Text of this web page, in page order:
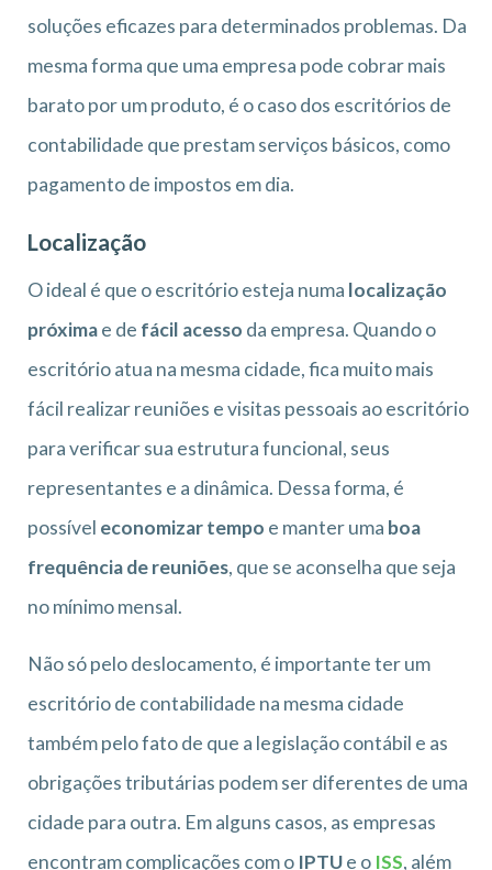
soluções eficazes para determinados problemas. Da
mesma forma que uma empresa pode cobrar mais
barato por um produto, é o caso dos escritórios de
contabilidade que prestam serviços básicos, como
pagamento de impostos em dia.
Localização
O ideal é que o escritório esteja numa localização
próximae de fácil acesso da empresa. Quando o
escritório atua na mesma cidade, fica muito mais
fácil realizar reuniões e visitas pessoais ao escritório
para verificar sua estrutura funcional, seus
representantes e a dinâmica. Dessa forma, é
possível economizar tempo e manter uma boa
frequência de reuniões, que se aconselha que seja
no mínimo mensal.
Não só pelo deslocamento, é importante ter um
escritório de contabilidade na mesma cidade
também pelo fato de que a legislação contábil e as
obrigações tributárias podem ser diferentes de uma
cidade para outra. Em alguns casos, as empresas
encontram complicações com o IPTUe o ISS, além